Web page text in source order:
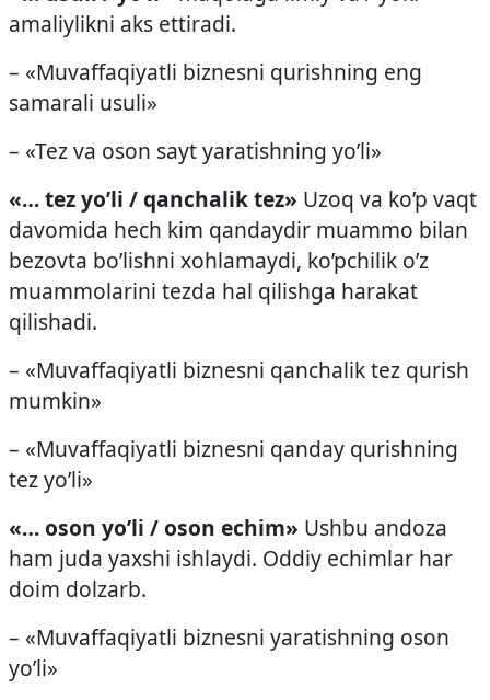
amaliylikni aks ettiradi.
– «Muvaffaqiyatli biznesni qurishning eng
samarali usuli»
– «Tez va oson sayt yaratishning yo’li»
«… tez yo’li / qanchalik tez» Uzoq va ko’p vaqt
davomida hech kim qandaydir muammo bilan
bezovta bo’lishni xohlamaydi, ko’pchilik o’z
muammolarini tezda hal qilishga harakat
qilishadi.
– «Muvaffaqiyatli biznesni qanchalik tez qurish
mumkin»
– «Muvaffaqiyatli biznesni qanday qurishning
tez yo’li»
«… oson yo’li / oson echim» Ushbu andoza
ham juda yaxshi ishlaydi. Oddiy echimlar har
doim dolzarb.
– «Muvaffaqiyatli biznesni yaratishning oson
yo’li»